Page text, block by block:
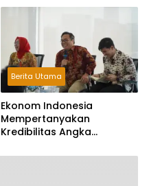
Berita Utama
Ekonom Indonesia
Mempertanyakan
Kredibilitas Angka
Tumbuh Tapi Rapuh